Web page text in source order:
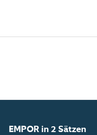
EMPOR in 2 Sätzen